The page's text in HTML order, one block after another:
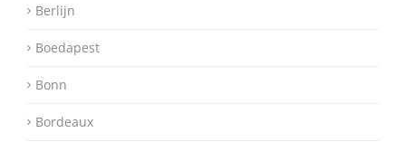
Berlijn
Boedapest
Bonn
Bordeaux